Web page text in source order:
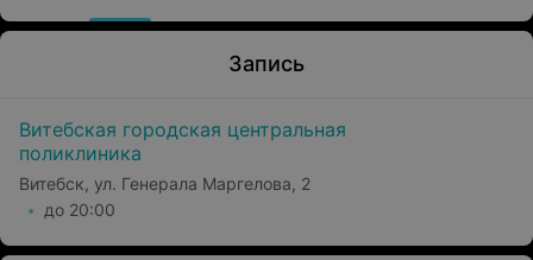
Запись
Витебская городская центральная
поликлиника
Витебск, ул. Генерала Маргелова, 2
до 20:00